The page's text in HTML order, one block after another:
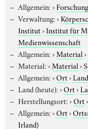
Allgemein:›
Verwaltung:›
Institut›Institut für
Medienwissenschaft
Allgemein:›Material›
Material:›Material›
Allgemein:›Ort›Land
Land (heute):›Ort›
Herstellungsort:›Ort›
Allgemein:›Ort›
Irland)